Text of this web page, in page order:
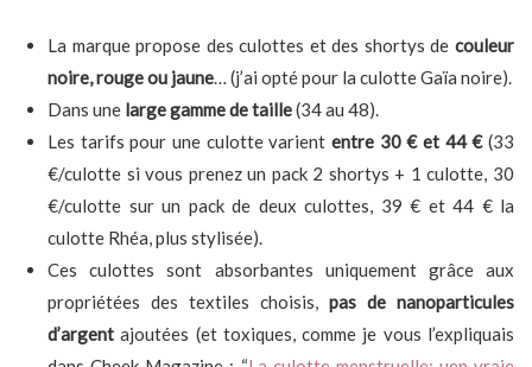
La marque propose des culottes et des shortys de couleur
noire, rouge ou jaune … (j’ai opté pour la culotte Gaïa noire).
Dans une large gamme de taille(34 au 48).
Les tarifs pour une culotte varient entre 30 € et 44 €(33
€/culotte si vous prenez un pack 2 shortys + 1 culotte, 30
€/culotte sur un pack de deux culottes, 39 € et 44 € la
culotte Rhéa, plus stylisée).
Ces culottes sont absorbantes uniquement grâce aux
propriétées des textiles choisis, pas de nanoparticules
d’argent ajoutées (et toxiques, comme je vous l’expliquais